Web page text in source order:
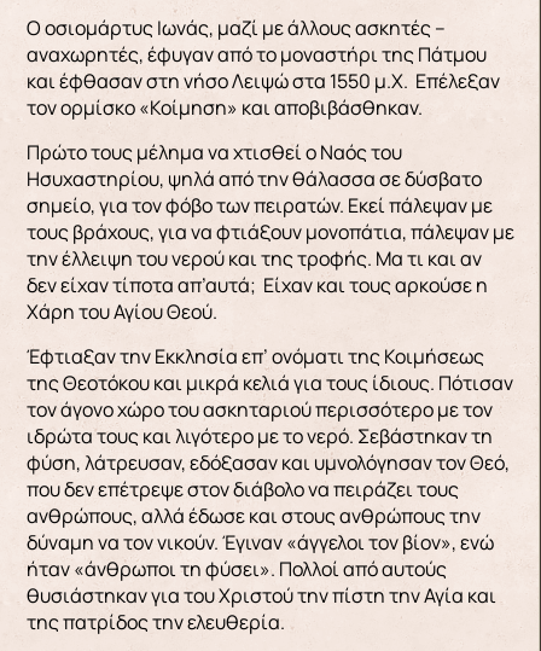
Ο οσιομάρτυς Ιωνάς, μαζί με άλλους ασκητές –
αναχωρητές, έφυγαν από το μοναστήρι της Πάτμου
και έφθασαν στη νήσο Λειψώ στα 1550 μ.Χ. Επέλεξαν
τον ορμίσκο «Κοίμηση» και αποβιβάσθηκαν.
Πρώτο τους μέλημα να χτισθεί ο Ναός του
Ησυχαστηρίου, ψηλά από την θάλασσα σε δύσβατο
σημείο, για τον φόβο των πειρατών. Εκεί πάλεψαν με
τους βράχους, για να φτιάξουν μονοπάτια, πάλεψαν με
την έλλειψη του νερού και της τροφής. Μα τι και αν
δεν είχαν τίποτα απ’αυτά; Είχαν και τους αρκούσε η
Χάρη του Αγίου Θεού.
Έφτιαξαν την Εκκλησία επ’ ονόματι της Κοιμήσεως
της Θεοτόκου και μικρά κελιά για τους ίδιους. Πότισαν
τον άγονο χώρο του ασκηταριού περισσότερο με τον
ιδρώτα τους και λιγότερο με το νερό. Σεβάστηκαν τη
φύση, λάτρευσαν, εδόξασαν και υμνολόγησαν τον Θεό,
που δεν επέτρεψε στον διάβολο να πειράζει τους
ανθρώπους, αλλά έδωσε και στους ανθρώπους την
δύναμη να τον νικούν. Έγιναν «άγγελοι τον βίον», ενώ
ήταν «άνθρωποι τη φύσει». Πολλοί από αυτούς
θυσιάστηκαν για του Χριστού την πίστη την Αγία και
της πατρίδος την ελευθερία.